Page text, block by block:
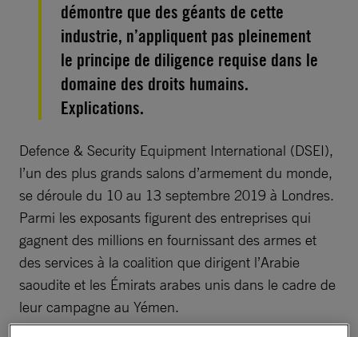
démontre que des géants de cette
industrie, n’appliquent pas pleinement
le principe de diligence requise dans le
domaine des droits humains.
Explications.
Defence & Security Equipment International (DSEI),
l’un des plus grands salons d’armement du monde,
se déroule du 10 au 13 septembre 2019 à Londres.
Parmi les exposants figurent des entreprises qui
gagnent des millions en fournissant des armes et
des services à la coalition que dirigent l’Arabie
saoudite et les Émirats arabes unis dans le cadre de
leur campagne au Yémen.